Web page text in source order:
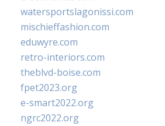
watersportslagonissi.com
mischieffashion.com
eduwyre.com
retro-interiors.com
theblvd-boise.com
fpet2023.org
e-smart2022.org
ngrc2022.org